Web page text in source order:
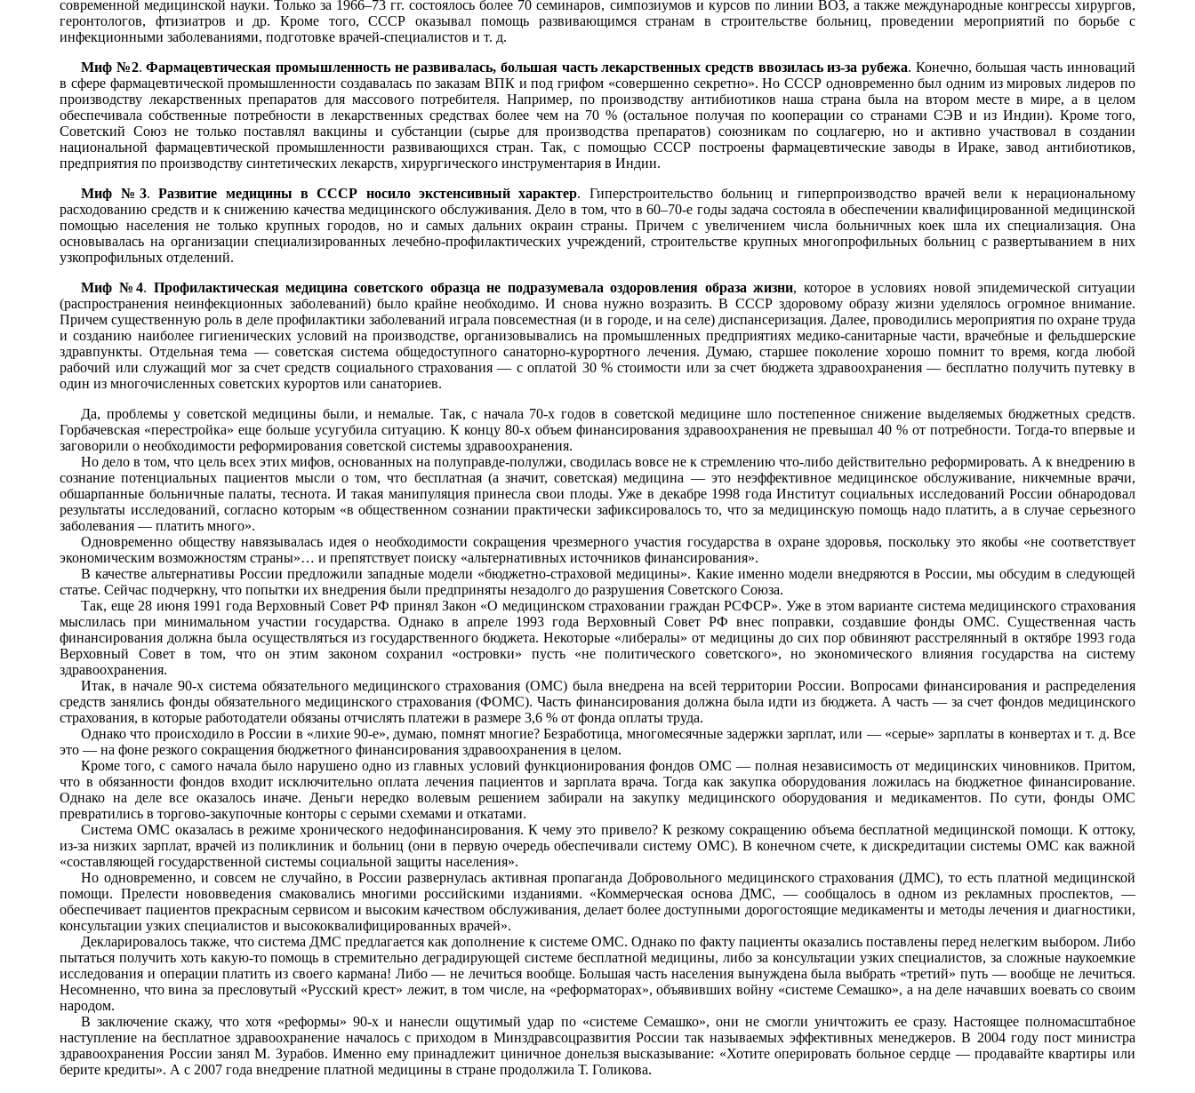
современной медицинской науки. Только за 1966–73 гг. состоялось более 70 семинаров, симпозиумов и курсов по линии ВОЗ, а также международные конгрессы хирургов,
геронтологов, фтизиатров и др. Кроме того, СССР оказывал помощь развивающимся странам в строительстве больниц, проведении мероприятий по борьбе с
инфекционными заболеваниями, подготовке врачей-специалистов и т. д.
Миф №2.Фармацевтическая промышленность не развивалась, большая часть лекарственных средств ввозилась из-за рубежа. Конечно, большая часть инноваций
в сфере фармацевтической промышленности создавалась по заказам ВПК и под грифом «совершенно секретно». Но СССР одновременно был одним из мировых лидеров по
производству лекарственных препаратов для массового потребителя. Например, по производству антибиотиков наша страна была на втором месте в мире, а в целом
обеспечивала собственные потребности в лекарственных средствах более чем на 70 % (остальное получая по кооперации со странами СЭВ и из Индии). Кроме того,
Советский Союз не только поставлял вакцины и субстанции (сырье для производства препаратов) союзникам по соцлагерю, но и активно участвовал в создании
национальной фармацевтической промышленности развивающихся стран. Так, с помощью СССР построены фармацевтические заводы в Ираке, завод антибиотиков,
предприятия по производству синтетических лекарств, хирургического инструментария в Индии.
Миф №3.Развитие медицины в СССР носило экстенсивный характер. Гиперстроительство больниц и гиперпроизводство врачей вели к нерациональному
расходованию средств и к снижению качества медицинского обслуживания. Дело в том, что в 60–70-е годы задача состояла в обеспечении квалифицированной медицинской
помощью населения не только крупных городов, но и самых дальних окраин страны. Причем с увеличением числа больничных коек шла их специализация. Она
основывалась на организации специализированных лечебно-профилактических учреждений, строительстве крупных многопрофильных больниц с развертыванием в них
узкопрофильных отделений.
Миф №4. Профилактическая медицина советского образца не подразумевала оздоровления образа жизни, которое в условиях новой эпидемической ситуации
(распространения неинфекционных заболеваний) было крайне необходимо. И снова нужно возразить. В СССР здоровому образу жизни уделялось огромное внимание.
Причем существенную роль в деле профилактики заболеваний играла повсеместная (и в городе, и на селе) диспансеризация. Далее, проводились мероприятия по охране труда
и созданию наиболее гигиенических условий на производстве, организовывались на промышленных предприятиях медико-санитарные части, врачебные и фельдшерские
здравпункты. Отдельная тема — советская система общедоступного санаторно-курортного лечения. Думаю, старшее поколение хорошо помнит то время, когда любой
рабочий или служащий мог за счет средств социального страхования — с оплатой 30 % стоимости или за счет бюджета здравоохранения — бесплатно получить путевку в
один из многочисленных советских курортов или санаториев.
Да, проблемы у советской медицины были, и немалые. Так, с начала 70-х годов в советской медицине шло постепенное снижение выделяемых бюджетных средств.
Горбачевская «перестройка» еще больше усугубила ситуацию. К концу 80-х объем финансирования здравоохранения не превышал 40 % от потребности. Тогда-то впервые и
заговорили о необходимости реформирования советской системы здравоохранения.
Но дело в том, что цель всех этих мифов, основанных на полуправде-полулжи, сводилась вовсе не к стремлению что-либо действительно реформировать. А к внедрению в
сознание потенциальных пациентов мысли о том, что бесплатная (а значит, советская) медицина — это неэффективное медицинское обслуживание, никчемные врачи,
обшарпанные больничные палаты, теснота. И такая манипуляция принесла свои плоды. Уже в декабре 1998 года Институт социальных исследований России обнародовал
результаты исследований, согласно которым «в общественном сознании практически зафиксировалось то, что за медицинскую помощь надо платить, а в случае серьезного
заболевания — платить много».
Одновременно обществу навязывалась идея о необходимости сокращения чрезмерного участия государства в охране здоровья, поскольку это якобы «не соответствует
экономическим возможностям страны»… и препятствует поиску «альтернативных источников финансирования».
В качестве альтернативы России предложили западные модели «бюджетно-страховой медицины». Какие именно модели внедряются в России, мы обсудим в следующей
статье. Сейчас подчеркну, что попытки их внедрения были предприняты незадолго до разрушения Советского Союза.
Так, еще 28 июня 1991 года Верховный Совет РФ принял Закон «О медицинском страховании граждан РСФСР». Уже в этом варианте система медицинского страхования
мыслилась при минимальном участии государства. Однако в апреле 1993 года Верховный Совет РФ внес поправки, создавшие фонды ОМС. Существенная часть
финансирования должна была осуществляться из государственного бюджета. Некоторые «либералы» от медицины до сих пор обвиняют расстрелянный в октябре 1993 года
Верховный Совет в том, что он этим законом сохранил «островки» пусть «не политического советского», но экономического влияния государства на систему
здравоохранения.
Итак, в начале 90-х система обязательного медицинского страхования (ОМС) была внедрена на всей территории России. Вопросами финансирования и распределения
средств занялись фонды обязательного медицинского страхования (ФОМС). Часть финансирования должна была идти из бюджета. А часть — за счет фондов медицинского
страхования, в которые работодатели обязаны отчислять платежи в размере 3,6 % от фонда оплаты труда.
Однако что происходило в России в «лихие 90-е», думаю, помнят многие? Безработица, многомесячные задержки зарплат, или — «серые» зарплаты в конвертах и т. д. Все
это — на фоне резкого сокращения бюджетного финансирования здравоохранения в целом.
Кроме того, с самого начала было нарушено одно из главных условий функционирования фондов ОМС — полная независимость от медицинских чиновников. Притом,
что в обязанности фондов входит исключительно оплата лечения пациентов и зарплата врача. Тогда как закупка оборудования ложилась на бюджетное финансирование.
Однако на деле все оказалось иначе. Деньги нередко волевым решением забирали на закупку медицинского оборудования и медикаментов. По сути, фонды ОМС
превратились в торгово-закупочные конторы с серыми схемами и откатами.
Система ОМС оказалась в режиме хронического недофинансирования. К чему это привело? К резкому сокращению объема бесплатной медицинской помощи. К оттоку,
из-за низких зарплат, врачей из поликлиник и больниц (они в первую очередь обеспечивали систему ОМС). В конечном счете, к дискредитации системы ОМС как важной
«составляющей государственной системы социальной защиты населения».
Но одновременно, и совсем не случайно, в России развернулась активная пропаганда Добровольного медицинского страхования (ДМС), то есть платной медицинской
помощи. Прелести нововведения смаковались многими российскими изданиями. «Коммерческая основа ДМС, — сообщалось в одном из рекламных проспектов, —
обеспечивает пациентов прекрасным сервисом и высоким качеством обслуживания, делает более доступными дорогостоящие медикаменты и методы лечения и диагностики,
консультации узких специалистов и высококвалифицированных врачей».
Декларировалось также, что система ДМС предлагается как дополнение к системе ОМС. Однако по факту пациенты оказались поставлены перед нелегким выбором. Либо
пытаться получить хоть какую-то помощь в стремительно деградирующей системе бесплатной медицины, либо за консультации узких специалистов, за сложные наукоемкие
исследования и операции платить из своего кармана! Либо — не лечиться вообще. Большая часть населения вынуждена была выбрать «третий» путь — вообще не лечиться.
Несомненно, что вина за пресловутый «Русский крест» лежит, в том числе, на «реформаторах», объявивших войну «системе Семашко», а на деле начавших воевать со своим
народом.
В заключение скажу, что хотя «реформы» 90-х и нанесли ощутимый удар по «системе Семашко», они не смогли уничтожить ее сразу. Настоящее полномасштабное
наступление на бесплатное здравоохранение началось с приходом в Минздравсоцразвития России так называемых эффективных менеджеров. В 2004 году пост министра
здравоохранения России занял М. Зурабов. Именно ему принадлежит циничное донельзя высказывание: «Хотите оперировать больное сердце — продавайте квартиры или
берите кредиты». А с 2007 года внедрение платной медицины в стране продолжила Т. Голикова.